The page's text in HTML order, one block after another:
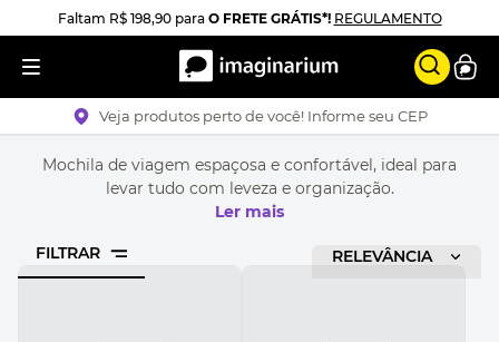
Faltam R$ 198,90paraO FRETE GRÁTIS*! REGULAMENTO
Veja produtos perto de você! Informe seu CEP
Mochila de viagem espaçosa e confortável, ideal para
levar tudo com leveza e organização.
Ler mais
FILTRAR RELEVÂNCIA